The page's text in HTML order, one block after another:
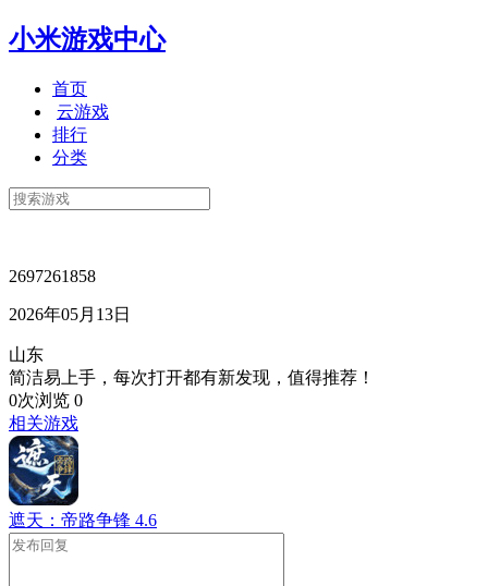
小米游戏中心
首页
云游戏
排行
分类
2697261858
2026年05月13日
山东
简洁易上手，每次打开都有新发现，值得推荐！
0次浏览 0
相关游戏
遮天：帝路争锋 4.6